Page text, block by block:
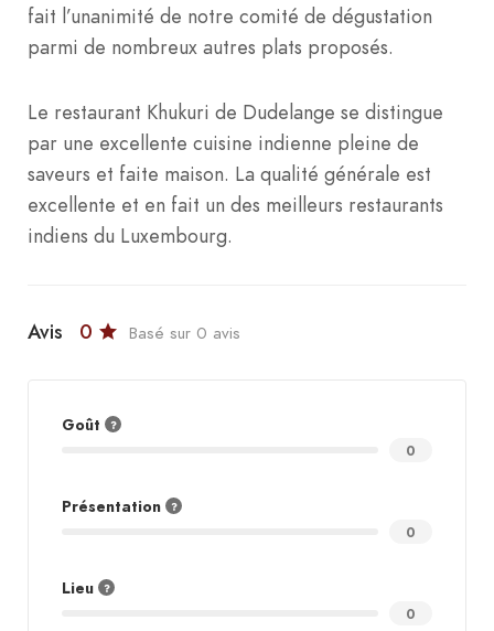
fait l’unanimité de notre comité de dégustation
parmi de nombreux autres plats proposés.
Le restaurant Khukuri de Dudelange se distingue
par une excellente cuisine indienne pleine de
saveurs et faite maison. La qualité générale est
excellente et en fait un des meilleurs restaurants
indiens du Luxembourg.
Avis 0 Basé sur 0 avis
Goût
0
Présentation
0
Lieu
0